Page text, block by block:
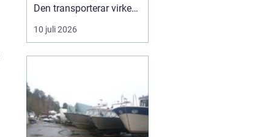
Den transporterar virke
från avverkningsplatsen
till bilväg eller
förhållanden. Rä...
10 juli 2026